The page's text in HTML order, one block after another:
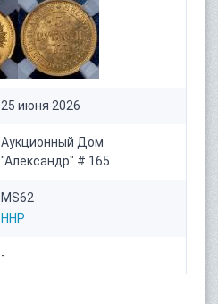
25 июня 2026
Аукционный Дом
"Александр" # 165
MS62
HHP
-